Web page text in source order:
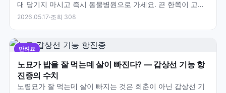
대 당기지 마시고 즉시 동물병원으로 가세요. 끈 한쪽이 고정
되면 장이 아코디언처럼 접히고 톱에 잘리듯 천공됩니…
2026.05.17 조회 308
반려묘
노묘가 밥을 잘 먹는데 살이 빠진다? — 갑상선 기능 항
진증의 수치
노령묘가 잘 먹는데 살이 빠지는 것은 회춘이 아닌 갑상선 기